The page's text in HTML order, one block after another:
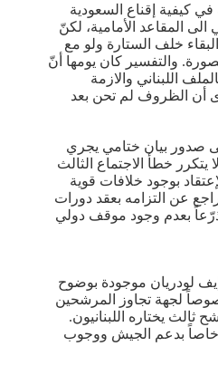
كيفية إقناع السعودية
الى المقاعد الأمامية، لكنّ
خلف الستارة ولو مع
والتفسير كان يومها أنّ
اللبناني والازمة
أن الظروف لم تحن بعد
صدور بيان ختامي يجري
يتكرر خطأ الاجتماع الثالث
بوجود خلافات قوية
عن التزامه بعقد دورات
بعدم وجود موقف دولي
لودريان موجودة بوضوح
لجهة تجاوز المرشحين
ثالث يختاره اللبنانيون.
خاصاً بدعم الجيش ووجوب